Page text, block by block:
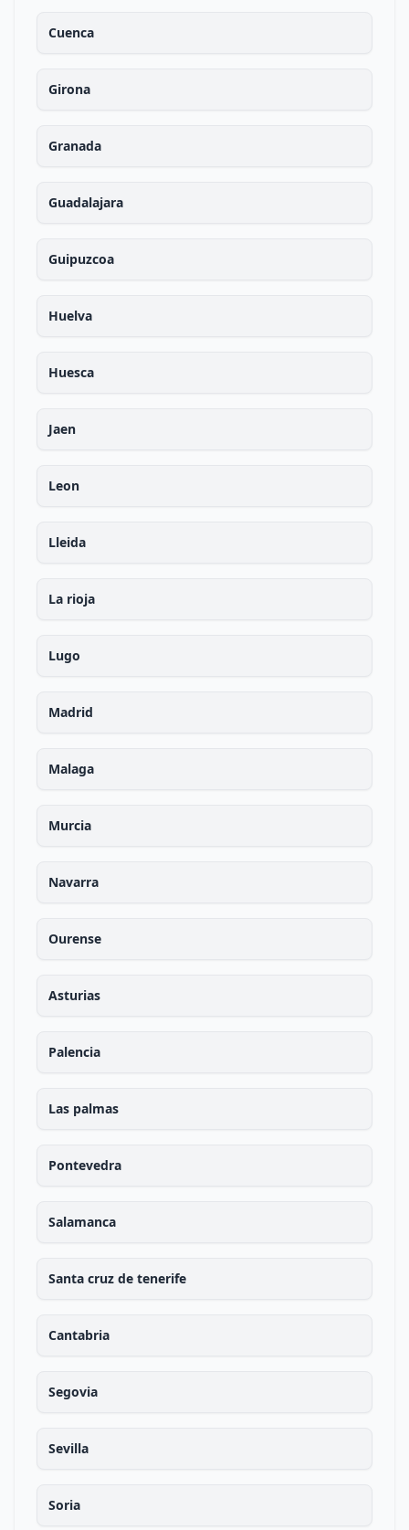
Cuenca
Girona
Granada
Guadalajara
Guipuzcoa
Huelva
Huesca
Jaen
Leon
Lleida
La rioja
Lugo
Madrid
Malaga
Murcia
Navarra
Ourense
Asturias
Palencia
Las palmas
Pontevedra
Salamanca
Santa cruz de tenerife
Cantabria
Segovia
Sevilla
Soria